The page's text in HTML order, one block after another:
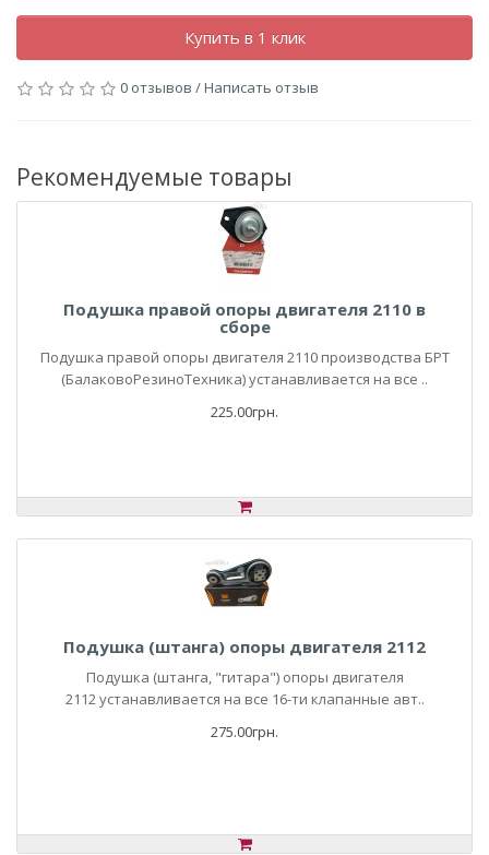
Купить в 1 клик
0 отзывов /Написать отзыв
Рекомендуемые товары
Подушка правой опоры двигателя 2110 в
сборе
Подушка правой опоры двигателя 2110 производства БРТ
(БалаковоРезиноТехника) устанавливается на все ..
225.00грн.
Подушка (штанга) опоры двигателя 2112
Подушка (штанга, "гитара") опоры двигателя
2112 устанавливается на все 16-ти клапанные авт..
275.00грн.